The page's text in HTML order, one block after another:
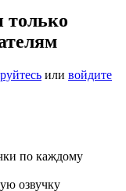
только
или войдите
по каждому
озвучку